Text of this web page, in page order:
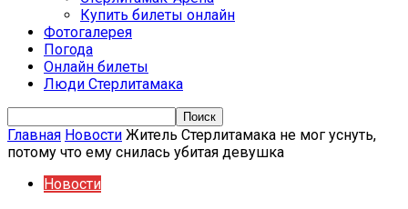
Купить билеты онлайн
Фотогалерея
Погода
Онлайн билеты
Люди Стерлитамака
Главная Новости Житель Стерлитамака не мог уснуть,
потому что ему снилась убитая девушка
Новости